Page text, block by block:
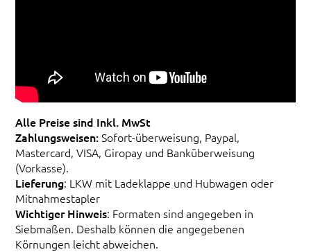
Alle Preise sind Inkl. MwSt
Zahlungsweisen:Sofort-überweisung, Paypal,
Mastercard, VISA, Giropay und Banküberweisung
(Vorkasse).
Lieferung: LKW mit Ladeklappe und Hubwagen oder
Mitnahmestapler
Wichtiger Hinweis: Formaten sind angegeben in
Siebmaßen. Deshalb können die angegebenen
Körnungen leicht abweichen.